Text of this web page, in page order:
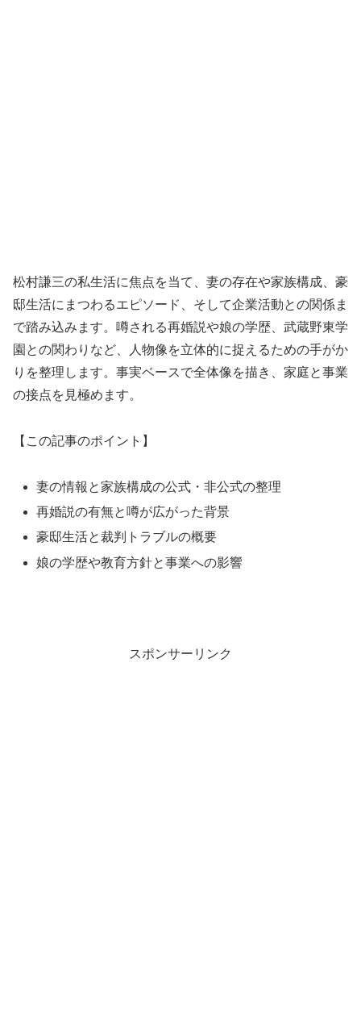
松村謙三の私生活に焦点を当て、妻の存在や家族構成、豪
邸生活にまつわるエピソード、そして企業活動との関係ま
で踏み込みます。噂される再婚説や娘の学歴、武蔵野東学
園との関わりなど、人物像を立体的に捉えるための手がか
りを整理します。事実ベースで全体像を描き、家庭と事業
の接点を見極めます。
【この記事のポイント】
妻の情報と家族構成の公式・非公式の整理
再婚説の有無と噂が広がった背景
豪邸生活と裁判トラブルの概要
娘の学歴や教育方針と事業への影響
スポンサーリンク